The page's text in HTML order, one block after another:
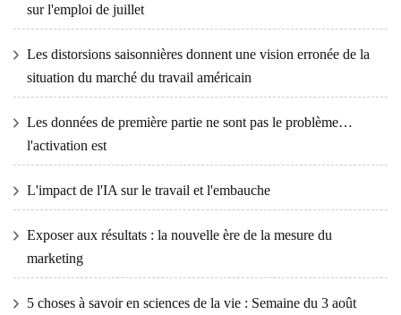
sur l'emploi de juillet
Les distorsions saisonnières donnent une vision erronée de la
situation du marché du travail américain
Les données de première partie ne sont pas le problème…
l'activation est
L'impact de l'IA sur le travail et l'embauche
Exposer aux résultats : la nouvelle ère de la mesure du
marketing
5 choses à savoir en sciences de la vie : Semaine du 3 août